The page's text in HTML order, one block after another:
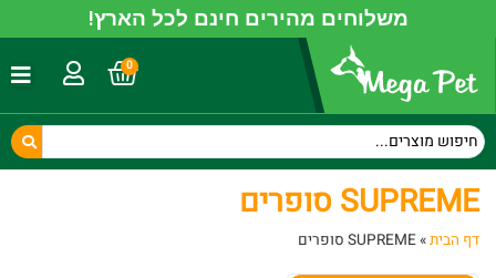
משלוחים מהירים חינם לכל הארץ!
0
SUPREME סופרים
דף הבית»SUPREME סופרים